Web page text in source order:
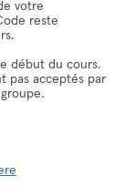
votre
reste
début du cours.
pas acceptés par